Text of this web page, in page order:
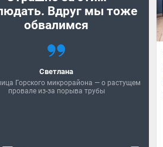
Вдруг мы тоже
обвалимся
Светлана
Горского микрорайона — о растущем
провале из-за порыва трубы